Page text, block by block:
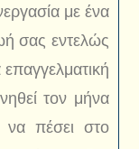
με ένα
σας εντελώς
τον μήνα
να πέσει στο